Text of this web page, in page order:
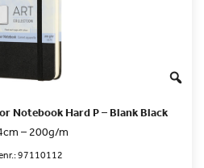
Notebook Hard P – Blank Black
– 200g/m
97110112